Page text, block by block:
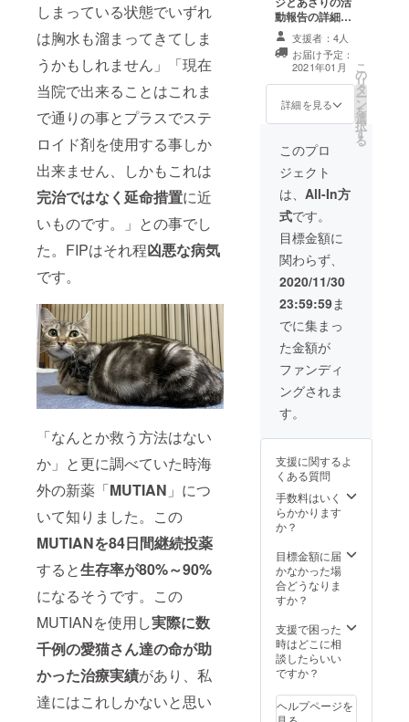
しまっている状態でいずれ
は胸水も溜まってきてしま
うかもしれません」「現在
当院で出来ることはこれま
で通りの事とプラスでステ
ロイド剤を使用する事しか
出来ません、しかもこれは
完治ではなく延命措置に近
いものです。」との事でし
た。FIPはそれ程凶悪な病気
です。
「なんとか救う方法はない
か」と更に調べていた時海
外の新薬「MUTIAN 」につ
いて知りました。この
MUTIANを84日間継続投薬
すると生存率が80%～90%
になるそうです。この
MUTIANを使用し実際に数
千例の愛猫さん達の命が助
かった治療実績があり、私
達にはこれしかないと思い
動報告の詳細。
あさりの写真10
枚とあさりの動
画2本
支援者：4人
お届け予定：
2021年01月
詳細を見る
こ
の
リ
タ
ー
ン
を
選
択
す
る
このプロ
ジェクト
は、 All-In方
式です。
目標金額に
関わらず、
2020/11/30
23:59:59ま
でに集まっ
た金額が
ファンディ
ングされま
す。
支援に関するよ
くある質問
手数料はいく
らかかります
か？
目標金額に届
かなかった場
合どうなりま
すか？
支援で困った
時はどこに相
談したらいい
ですか？
ヘルプページを